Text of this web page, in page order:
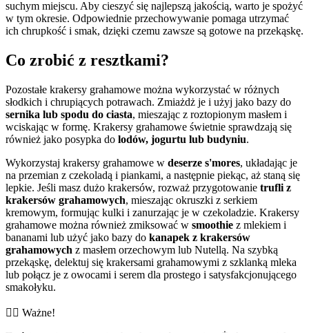
suchym miejscu. Aby cieszyć się najlepszą jakością, warto je spożyć
w tym okresie. Odpowiednie przechowywanie pomaga utrzymać
ich chrupkość i smak, dzięki czemu zawsze są gotowe na przekąskę.
Co zrobić z resztkami?
Pozostałe krakersy grahamowe można wykorzystać w różnych
słodkich i chrupiących potrawach. Zmiażdż je i użyj jako bazy do
sernika lub spodu do ciasta, mieszając z roztopionym masłem i
wciskając w formę. Krakersy grahamowe świetnie sprawdzają się
również jako posypka do lodów, jogurtu lub budyniu.
Wykorzystaj krakersy grahamowe w deserze s'mores, układając je
na przemian z czekoladą i piankami, a następnie piekąc, aż staną się
lepkie. Jeśli masz dużo krakersów, rozważ przygotowanie trufli z
krakersów grahamowych, mieszając okruszki z serkiem
kremowym, formując kulki i zanurzając je w czekoladzie. Krakersy
grahamowe można również zmiksować w smoothie z mlekiem i
bananami lub użyć jako bazy do kanapek z krakersów
grahamowych z masłem orzechowym lub Nutellą. Na szybką
przekąskę, delektuj się krakersami grahamowymi z szklanką mleka
lub połącz je z owocami i serem dla prostego i satysfakcjonującego
smakołyku.
👨‍⚕️️ Ważne!